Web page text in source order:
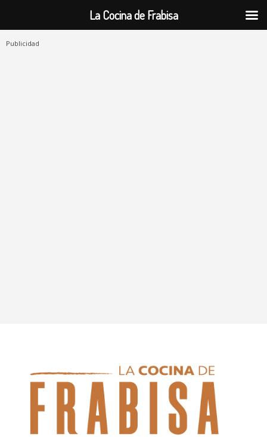
Publicidad
La Cocina de Frabisa